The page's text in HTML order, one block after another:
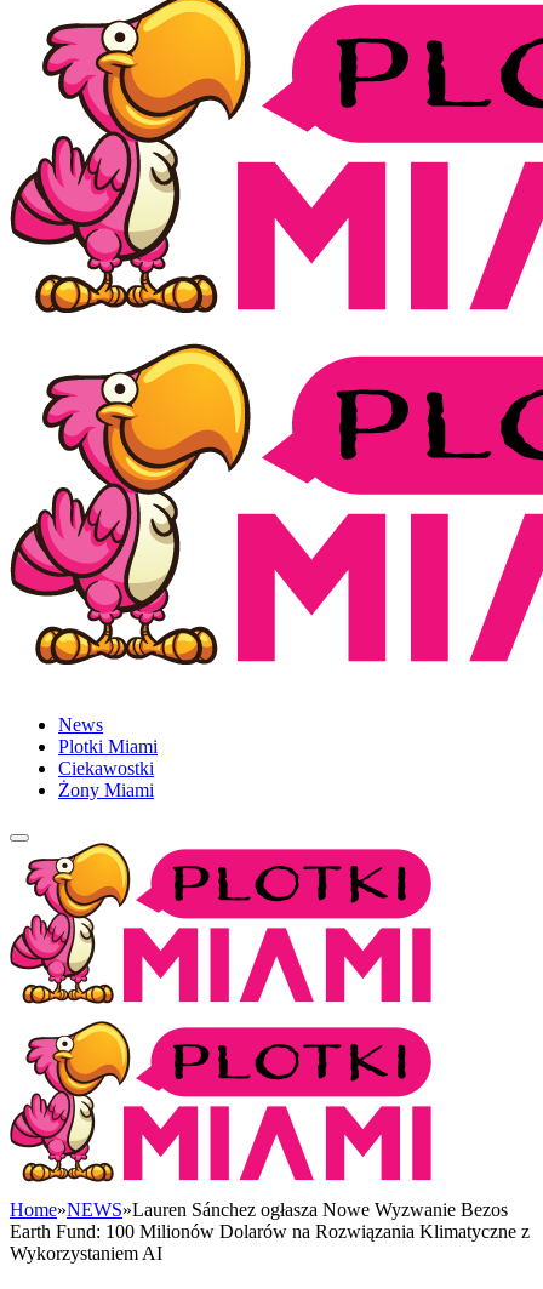
News
Plotki Miami
Ciekawostki
Żony Miami
Home»NEWS»Lauren Sánchez ogłasza Nowe Wyzwanie Bezos
Earth Fund: 100 Milionów Dolarów na Rozwiązania Klimatyczne z
Wykorzystaniem AI